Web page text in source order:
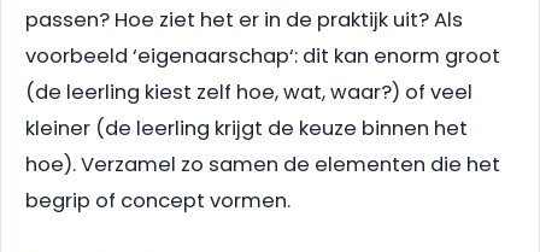
passen? Hoe ziet het er in de praktijk uit? Als
voorbeeld ‘eigenaarschap‘: dit kan enorm groot
(de leerling kiest zelf hoe, wat, waar?) of veel
kleiner (de leerling krijgt de keuze binnen het
hoe). Verzamel zo samen de elementen die het
begrip of concept vormen.